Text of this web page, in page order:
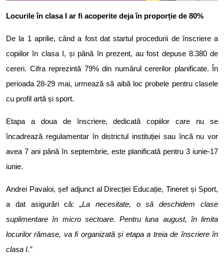
Locurile în clasa I ar fi acoperite deja în proporție de 80%
De la 1 aprilie, când a fost dat startul procedurii de înscriere a
copiilor în clasa I, și până în prezent, au fost depuse 8.380 de
cereri. Cifra reprezintă 79% din numărul cererilor planificate. În
perioada 28-29 mai, urmează să aibă loc probele pentru clasele
cu profil artă și sport.
Etapa a doua de înscriere, dedicată copiilor care nu se
încadrează regulamentar în districtul instituției sau încă nu vor
avea 7 ani până în septembrie, este planificată pentru 3 iunie-17
iunie.
Andrei Pavaloi, șef adjunct al Direcției Educație, Tineret și Sport,
a dat asigurări că: „La necesitate, o să deschidem clase
suplimentare în micro sectoare. Pentru luna august, în limita
locurilor rămase, va fi organizată și etapa a treia de înscriere în
clasa I.”